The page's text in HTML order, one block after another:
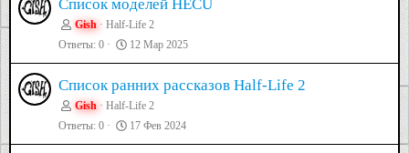
Список моделей HECU
Gish
Half-Life 2
Ответы 0 12 Мар 2025
Список ранних рассказов Half-Life 2
Gish
Half-Life 2
Ответы 0 17 Фев 2024